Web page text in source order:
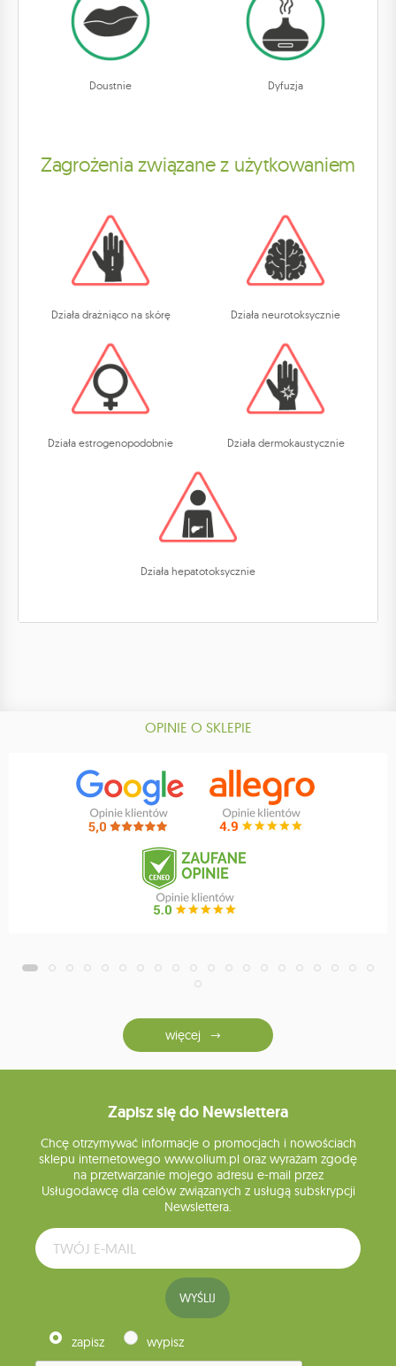
Doustnie Dyfuzja
Zagrożenia związane z użytkowaniem
Działa drażniąco na skórę Działa neurotoksycznie
Działa estrogenopodobnie Działa dermokaustycznie
Działa hepatotoksycznie
OPINIE O SKLEPIE
więcej
Zapisz się do Newslettera
Chcę otrzymywać informacje o promocjach i nowościach
sklepu internetowego www.olium.pl oraz wyrażam zgodę
na przetwarzanie mojego adresu e-mail przez
Usługodawcę dla celów związanych z usługą subskrypcji
Newslettera.
WYŚLIJ
zapisz wypisz